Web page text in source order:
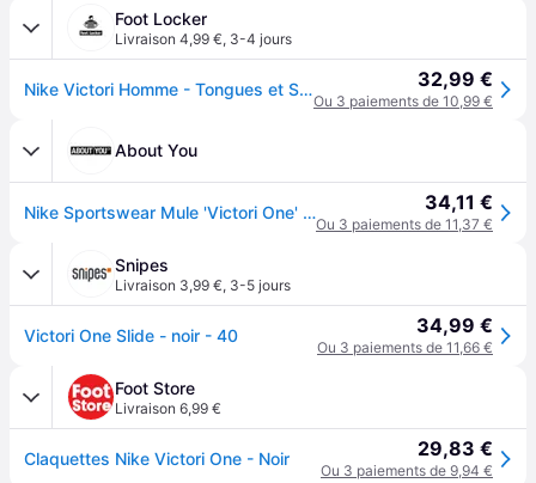
Foot Locker
Livraison 4,99 €, 3-4 jours
Nike Victori Homme - Tongues et Sandales, Noir - Taille 41 - Caoutchouc - Black 32,99 €
Ou 3 paiements de 10,99 €
About You
Nike Sportswear Mule 'Victori One' noir 34,11 €
Ou 3 paiements de 11,37 €
Snipes
Livraison 3,99 €, 3-5 jours
Victori One Slide - noir - 40 34,99 €
Ou 3 paiements de 11,66 €
Foot Store
Livraison 6,99 €
Claquettes Nike Victori One - Noir 29,83 €
Ou 3 paiements de 9,94 €